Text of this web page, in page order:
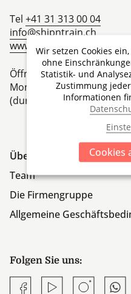
Tel +41 31 313 00 04
info@shipntrain.ch
www.shipntrain.ch
Öffnungszeiten
Montag – Freitag 09.00
(durchgehend per
Über Ship'N'Train Travel
Team
Die Firmengruppe
Allgemeine
Folgen Sie uns:
FacebookYouTubeInstagram
Wir setzen Cookies
ohne
Statistik- und
Zustimmung
Informationen
Cookies